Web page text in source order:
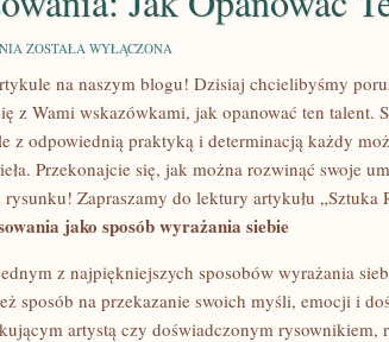
SZTUKA
JAK
TEN
TALENT
ZOSTAŁA WYŁĄCZONA
‌na naszym blogu!⁢ Dzisiaj chcielibyśmy
‌z Wami wskazówkami,⁣ jak opanować ten talent.
z odpowiednią praktyką i⁤ determinacją każdy
Przekonajcie ⁤się, jak można rozwinąć swoje
Zapraszamy ⁢do lektury artykułu‍ „Sztuka
jako sposób wyrażania siebie
z‍ najpiękniejszych sposobów ​wyrażania
sposób na przekazanie‌ swoich myśli, emocji i
‍artystą czy doświadczonym​ rysownikiem,